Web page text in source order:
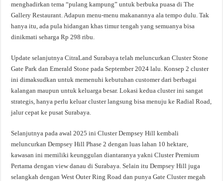
menghadirkan tema “pulang kampung” untuk berbuka puasa di The
Gallery Restaurant. Adapun menu-menu makanannya ala tempo dulu. Tak
hanya itu, ada pula hidangan khas timur tengah yang semuanya bisa
dinikmati seharga Rp 298 ribu.
Update selanjutnya CitraLand Surabaya telah meluncurkan Cluster Stone
Gate Park dan Emerald Stone pada September 2024 lalu. Konsep 2 cluster
ini dimaksudkan untuk memenuhi kebutuhan customer dari berbagai
kalangan maupun untuk keluarga besar. Lokasi kedua cluster ini sangat
strategis, hanya perlu keluar cluster langsung bisa menuju ke Radial Road,
jalur cepat ke pusat Surabaya.
Selanjutnya pada awal 2025 ini Cluster Dempsey Hill kembali
meluncurkan Dempsey Hill Phase 2 dengan luas lahan 10 hektare,
kawasan ini memiliki keunggulan diantaranya yakni Cluster Premium
Pertama dengan view danau di Surabaya. Selain itu Dempsey Hill juga
selangkah dengan West Outer Ring Road dan punya Gate Cluster megah